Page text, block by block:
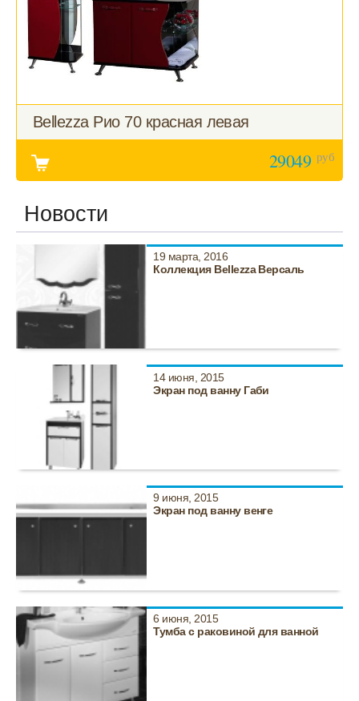
Bellezza Рио 70 красная левая
29049 руб
Новости
19 марта, 2016
Коллекция Bellezza Версаль
14 июня, 2015
Экран под ванну Габи
9 июня, 2015
Экран под ванну венге
6 июня, 2015
Тумба с раковиной для ванной